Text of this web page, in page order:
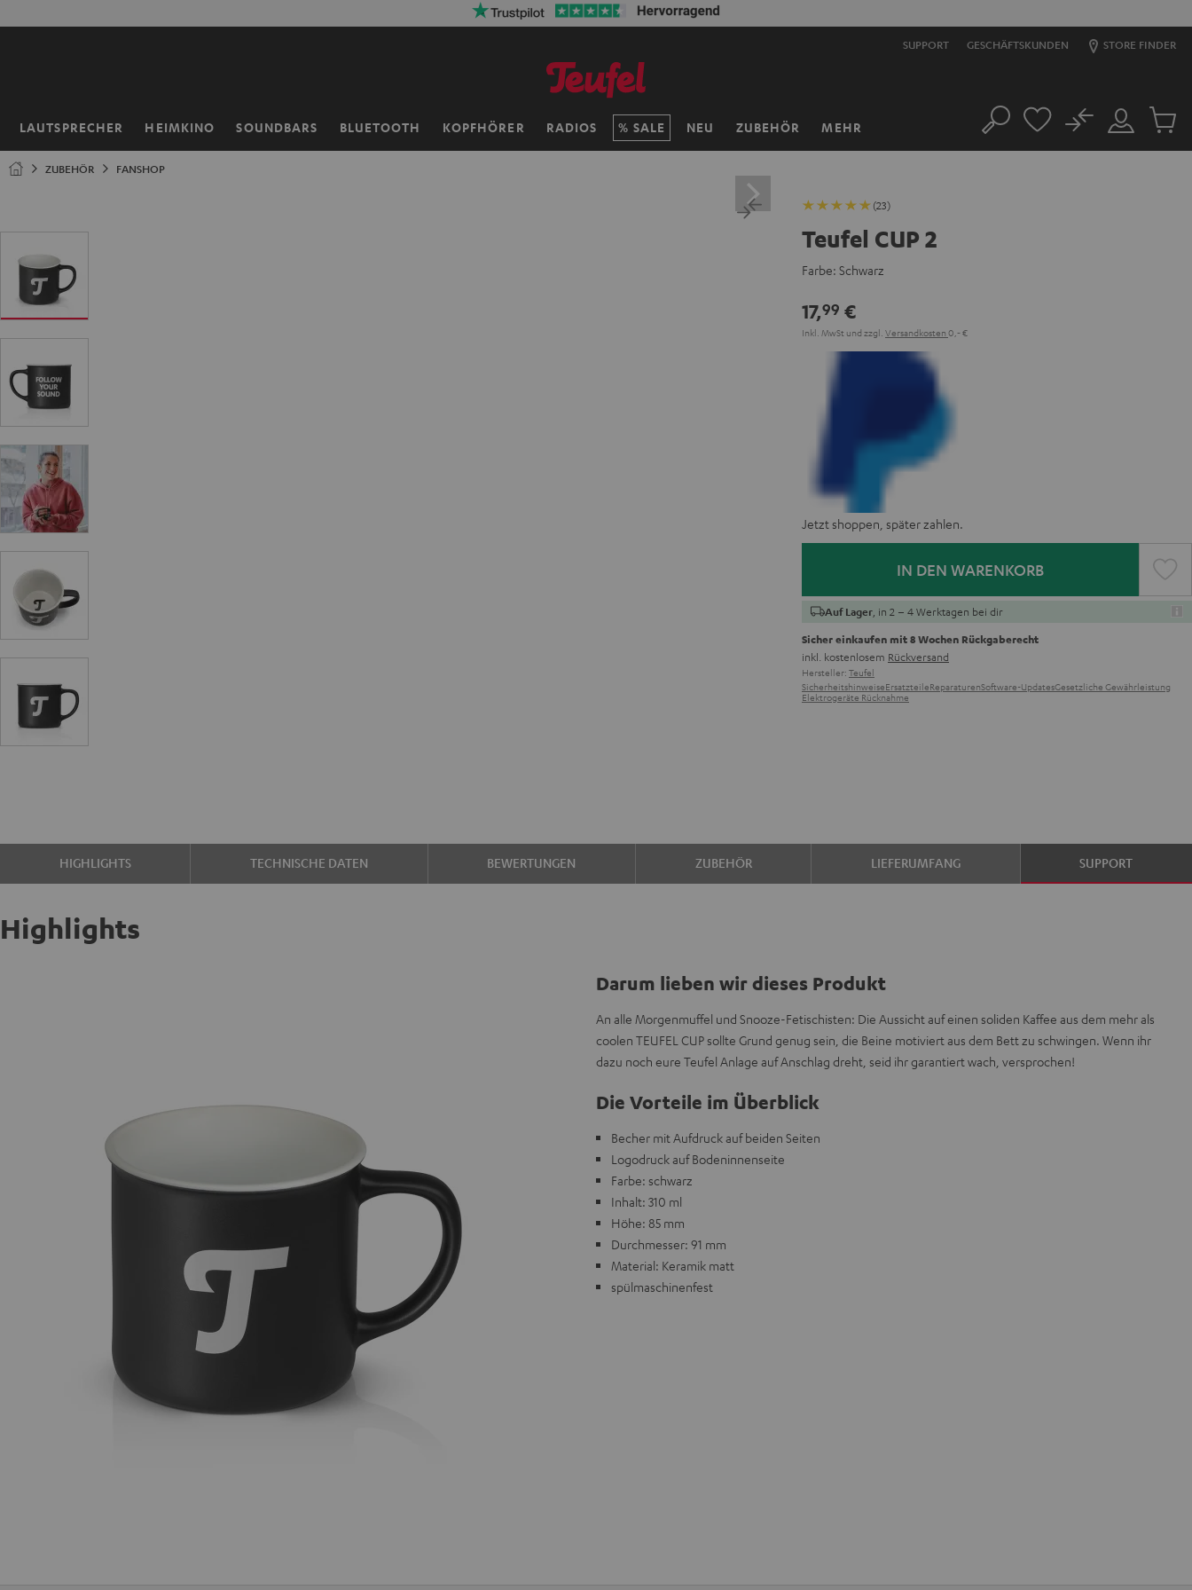
50% Versandkosten sparen mit VKF-72F 06 D:12
SUPPORT GESCHÄFTSKUNDEN STORE FINDER
LAUTSPRECHER HEIMKINO SOUNDBARS BLUETOOTH KOPFHÖRER RADIOS SALE NEU ZUBEHÖR MEHR
Startseite Suche
Mein
Konto
No
Artikel
ZUBEHÖR FANSHOP
(23)
Teufel CUP 2
Farbe: Schwarz
17,99 €
Inkl. MwSt und zzgl. Versandkosten 0,‐ €
Jetzt shoppen, später zahlen.
IN DEN WARENKORB
Auf Lager , in 2 – 4 Werktagen bei dir
Sicher einkaufen mit 8 Wochen Rückgaberecht
inkl. kostenlosem Rückversand
Hersteller: Teufel
SicherheitshinweiseErsatzteileReparaturenSoftware-UpdatesGesetzliche Gewährleistung
Elektrogeräte Rücknahme
HIGHLIGHTS TECHNISCHE DATEN BEWERTUNGEN ZUBEHÖR LIEFERUMFANG SUPPORT
Highlights
Darum lieben wir dieses Produkt
An alle Morgenmuffel und Snooze-Fetischisten: Die Aussicht auf einen soliden Kaffee aus dem mehr als
coolen TEUFEL CUP sollte Grund genug sein, die Beine motiviert aus dem Bett zu schwingen. Wenn ihr
dazu noch eure Teufel Anlage auf Anschlag dreht, seid ihr garantiert wach, versprochen!
Die Vorteile im Überblick
Becher mit Aufdruck auf beiden Seiten
Logodruck auf Bodeninnenseite
Farbe: schwarz
Inhalt: 310 ml
Höhe: 85 mm
Durchmesser: 91 mm
Material: Keramik matt
spülmaschinenfest